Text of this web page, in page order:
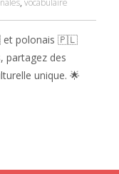
, vocabulaire
et polonais 🇵🇱
partagez des
unique. 🌟